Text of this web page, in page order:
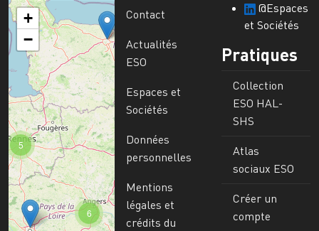
6
5
+
−
Contact
Actualités
ESO
Espaces et
Sociétés
Données
personnelles
Mentions
légales et
crédits du
@Espaces
et Sociétés
Pratiques
Collection
ESO HAL-
SHS
Atlas
sociaux ESO
Créer un
compte